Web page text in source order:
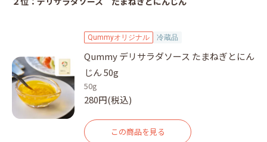
Qummyオリジナル 冷蔵品
Qummy デリサラダソース たまねぎとにん
じん 50g
50g
280円(税込)
この商品を見る